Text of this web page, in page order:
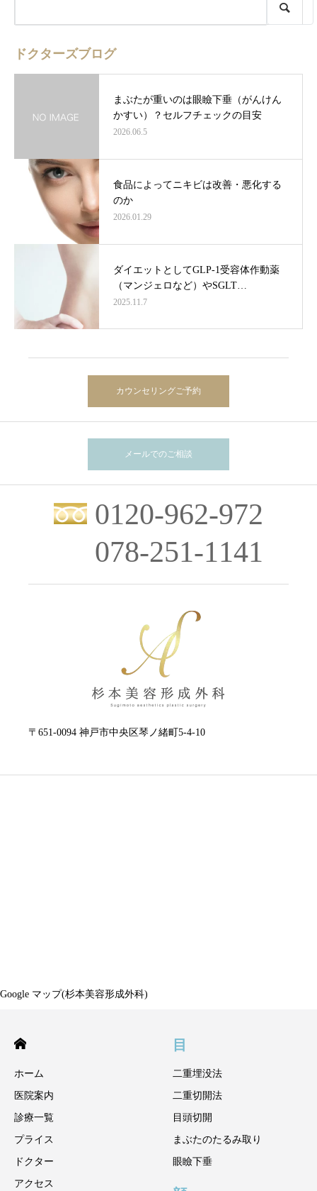
ドクターズブログ
まぶたが重いのは眼瞼下垂（がんけん
かすい）？セルフチェックの目安
2026.06.5
食品によってニキビは改善・悪化する
のか
2026.01.29
ダイエットとしてGLP-1受容体作動薬
（マンジェロなど）やSGLT…
2025.11.7
カウンセリングご予約
メールでのご相談
0120-962-972
078-251-1141
〒651-0094 神戸市中央区琴ノ緒町5-4-10
Google マップ(杉本美容形成外科)
ホーム
医院案内
診療一覧
プライス
ドクター
アクセス
目
二重埋没法
二重切開法
目頭切開
まぶたのたるみ取り
眼瞼下垂